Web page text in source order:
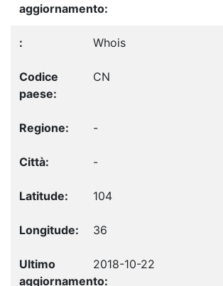
Whois
CN
-
-
104
36
2018-10-22